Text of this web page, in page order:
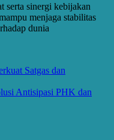
serta sinergi kebijakan
menjaga stabilitas
dunia
Satgas dan
Antisipasi PHK dan